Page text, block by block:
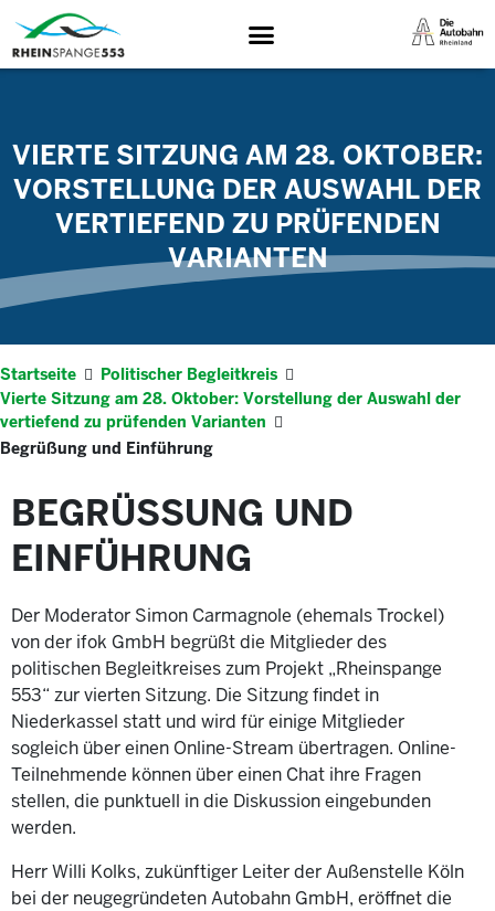
VIERTE SITZUNG AM 28. OKTOBER:
VORSTELLUNG DER AUSWAHL DER
VERTIEFEND ZU PRÜFENDEN
VARIANTEN
Startseite
Politischer Begleitkreis
Vierte Sitzung am 28. Oktober: Vorstellung der Auswahl der
vertiefend zu prüfenden Varianten
Begrüßung und Einführung
BEGRÜSSUNG UND E
INFÜHRUNG
Der Moderator Simon Carmagnole (ehemals Trockel)
von der ifok GmbH begrüßt die Mitglieder des
politischen Begleitkreises zum Projekt „Rheinspange
553“ zur vierten Sitzung. Die Sitzung findet in
Niederkassel statt und wird für einige Mitglieder
sogleich über einen Online-Stream übertragen. Online-
Teilnehmende können über einen Chat ihre Fragen
stellen, die punktuell in die Diskussion eingebunden
werden.
Herr Willi Kolks, zukünftiger Leiter der Außenstelle Köln
bei der neugegründeten Autobahn GmbH, eröffnet die